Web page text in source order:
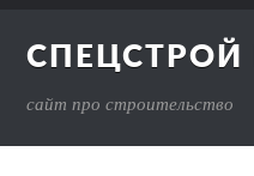
СПЕЦСТРОЙ
сайт про строительство